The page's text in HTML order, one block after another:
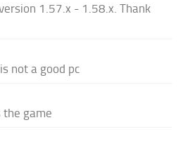
1.57.x - 1.58.x. Thank
not a good pc
the game